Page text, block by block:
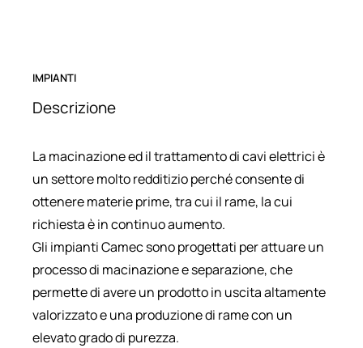
IMPIANTI
Descrizione
La macinazione ed il trattamento di cavi elettrici è
un settore molto redditizio perché consente di
ottenere materie prime, tra cui il rame, la cui
richiesta è in continuo aumento.
Gli impianti Camec sono progettati per attuare un
processo di macinazione e separazione, che
permette di avere un prodotto in uscita altamente
valorizzato e una produzione di rame con un
elevato grado di purezza.